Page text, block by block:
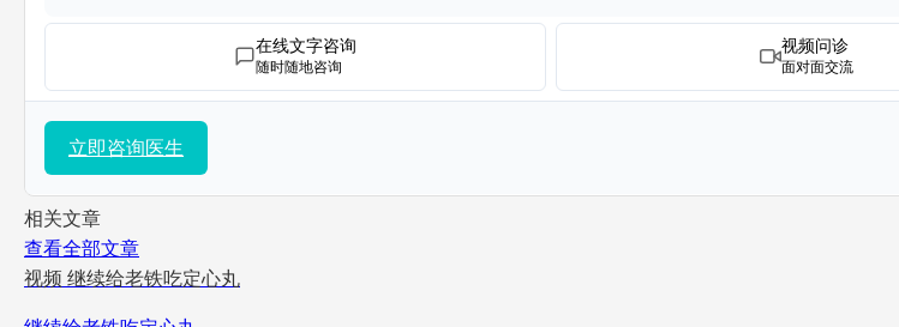
在线文字咨询
随时随地咨询
视频问诊
面对面交流
立即咨询医生
相关文章
查看全部文章
视频 继续给老铁吃定心丸